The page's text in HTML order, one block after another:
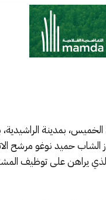
بمدينة الراشيدية،
حميد نوغو مرشح
الذي يراهن على توظيف